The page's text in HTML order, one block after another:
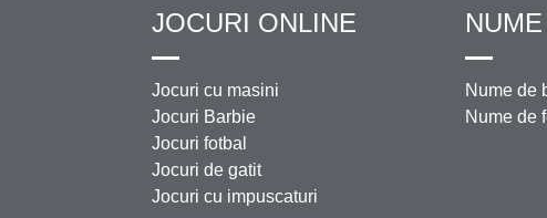
JOCURI ONLINE
Jocuri cu masini
Jocuri Barbie
Jocuri fotbal
Jocuri de gatit
Jocuri cu impuscaturi
Nume de
Nume de